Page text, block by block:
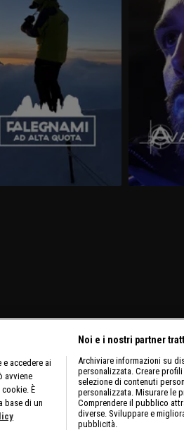
accedere ai
avviene
È
base di un
Noi e i nostri partner
Archiviare informazioni su
personalizzata. Creare
selezione di contenuti
personalizzata. Misurare le
Comprendere il pubblico
diverse. Sviluppare e
pubblicità.